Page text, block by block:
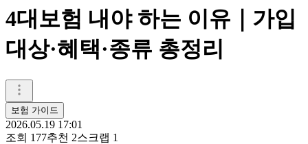
4대보험 내야 하는 이유｜가입
대상·혜택·종류 총정리
보험 가이드
2026.05.19 17:01
조회 177추천 2스크랩 1